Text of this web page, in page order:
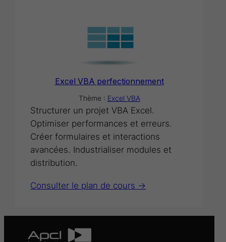
Excel VBA perfectionnement
Thème : Excel VBA
Structurer un projet VBA Excel.
Optimiser performances et erreurs.
Créer formulaires et interactions
avancées. Industrialiser modules et
distribution.
Consulter le plan de cours ->